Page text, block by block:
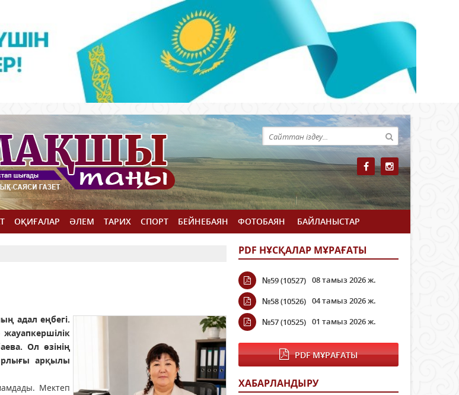
ОҚИҒАЛАР ӘЛЕМ ТАРИХ СПОРТ БЕЙНЕБАЯН ФОТОБАЯН БАЙЛАНЫСТАР
адал еңбегі.
Ол өзінің
арқылы
Мектеп
PDF НҰСҚАЛАР МҰРАҒАТЫ
№59 (10527) 08 тамыз 2026 ж.
№58 (10526) 04 тамыз 2026 ж.
№57 (10525) 01 тамыз 2026 ж.
PDF МҰРАҒАТЫ
ХАБАРЛАНДЫРУ